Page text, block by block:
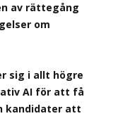
av rättegång
om
sig i allt högre
AI för att få
kandidater att